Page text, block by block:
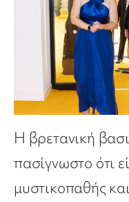
Η βρετανική
πασίγνωστο ότι
μυστικοπαθής